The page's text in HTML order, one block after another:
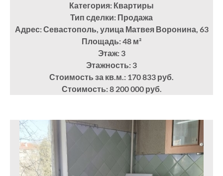
Категория: Квартиры
Тип сделки: Продажа
Адрес: Севастополь, улица Матвея Воронина, 63
Площадь: 48 м²
Этаж: 3
Этажность: 3
Стоимость за кв.м.: 170 833 руб.
Стоимость: 8 200 000 руб.